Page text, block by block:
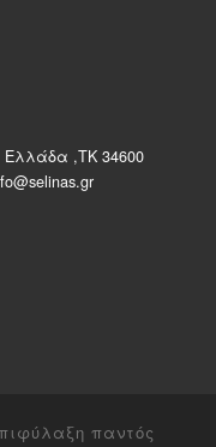
,ΤΚ 34600
παντός